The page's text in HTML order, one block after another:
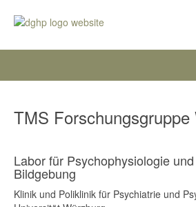
TMS Forschungsgruppe
Labor für Psychophysiologie
Bildgebung
Klinik und Poliklinik für Psychiatrie und